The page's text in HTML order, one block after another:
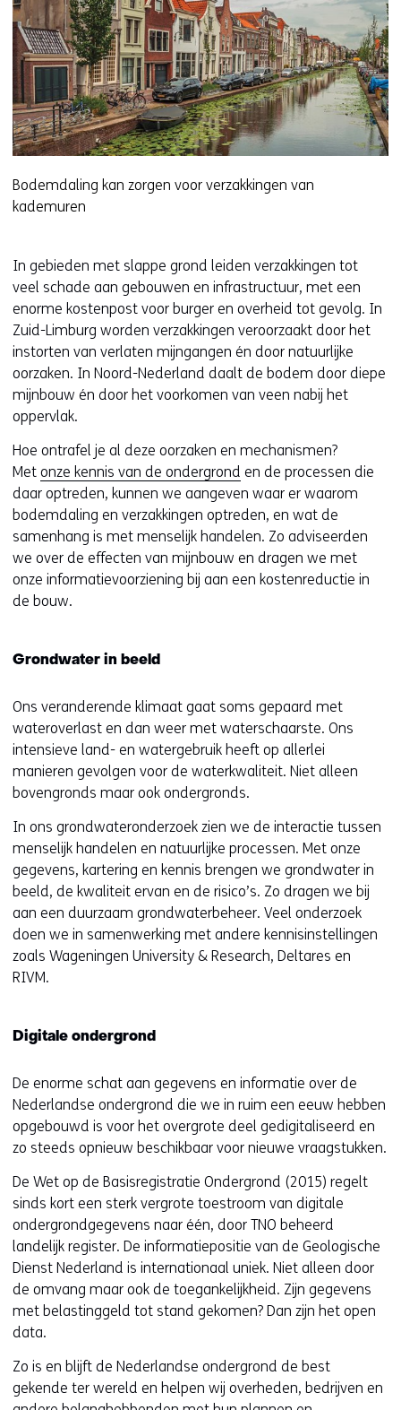
Bodemdaling kan zorgen voor verzakkingen van
kademuren
In gebieden met slappe grond leiden verzakkingen tot
veel schade aan gebouwen en infrastructuur, met een
enorme kostenpost voor burger en overheid tot gevolg. In
Zuid-Limburg worden verzakkingen veroorzaakt door het
instorten van verlaten mijngangen én door natuurlijke
oorzaken. In Noord-Nederland daalt de bodem door diepe
mijnbouw én door het voorkomen van veen nabij het
oppervlak.
Hoe ontrafel je al deze oorzaken en mechanismen?
Met onze kennis van de ondergrond en de processen die
daar optreden, kunnen we aangeven waar er waarom
bodemdaling en verzakkingen optreden, en wat de
samenhang is met menselijk handelen. Zo adviseerden
we over de effecten van mijnbouw en dragen we met
onze informatievoorziening bij aan een kostenreductie in
de bouw.
Grondwater in beeld
Ons veranderende klimaat gaat soms gepaard met
wateroverlast en dan weer met waterschaarste. Ons
intensieve land- en watergebruik heeft op allerlei
manieren gevolgen voor de waterkwaliteit. Niet alleen
bovengronds maar ook ondergronds.
In ons grondwateronderzoek zien we de interactie tussen
menselijk handelen en natuurlijke processen. Met onze
gegevens, kartering en kennis brengen we grondwater in
beeld, de kwaliteit ervan en de risico’s. Zo dragen we bij
aan een duurzaam grondwaterbeheer. Veel onderzoek
doen we in samenwerking met andere kennisinstellingen
zoals Wageningen University & Research, Deltares en
RIVM.
Digitale ondergrond
De enorme schat aan gegevens en informatie over de
Nederlandse ondergrond die we in ruim een eeuw hebben
opgebouwd is voor het overgrote deel gedigitaliseerd en
zo steeds opnieuw beschikbaar voor nieuwe vraagstukken.
De Wet op de Basisregistratie Ondergrond (2015) regelt
sinds kort een sterk vergrote toestroom van digitale
ondergrondgegevens naar één, door TNO beheerd
landelijk register. De informatiepositie van de Geologische
Dienst Nederland is internationaal uniek. Niet alleen door
de omvang maar ook de toegankelijkheid. Zijn gegevens
met belastinggeld tot stand gekomen? Dan zijn het open
data.
Zo is en blijft de Nederlandse ondergrond de best
gekende ter wereld en helpen wij overheden, bedrijven en